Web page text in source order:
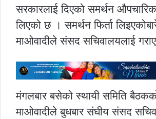
सरकारलाई दिएको समर्थन औपचारिक
लिएको छ । समर्थन फिर्ता
माओवादीले संसद सचिवालयलाई
मंगलबार बसेको स्थायी समिति
माओवादीले बुधबार संघीय संसद